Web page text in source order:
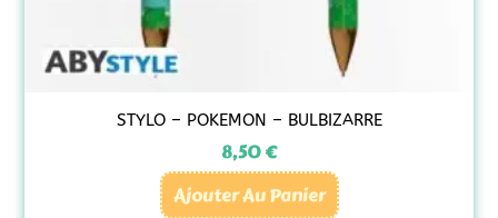
STYLO – POKEMON – BULBIZARRE
8,50€
Ajouter Au Panier